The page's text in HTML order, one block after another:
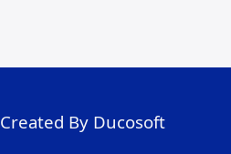
Created By Ducosoft